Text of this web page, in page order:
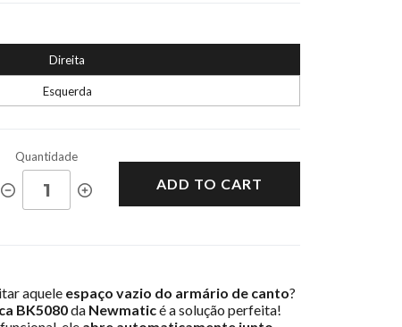
Direita
Esquerda
Quantidade
ADD TO CART
aquele espaço vazio do armário de canto?
BK5080da Newmaticé a solução perfeita!